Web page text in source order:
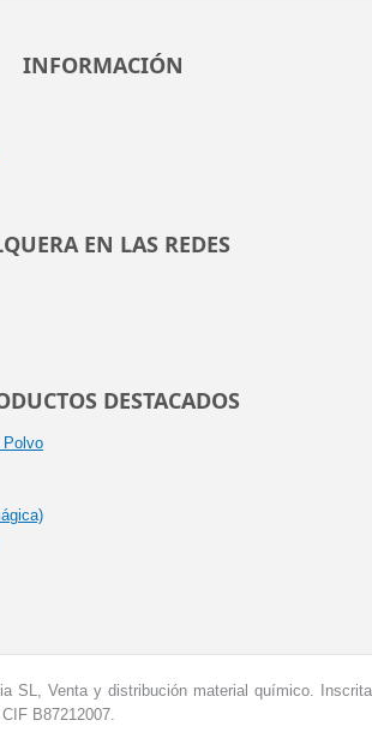
INFORMACIÓN
EN LAS REDES
DESTACADOS
Polvo
SL, Venta y distribución material químico. Inscrita
B87212007.